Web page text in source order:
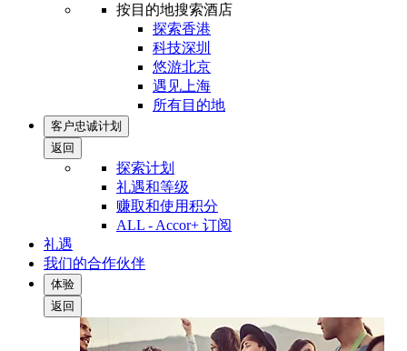
按目的地搜索酒店
探索香港
科技深圳
悠游北京
遇见上海
所有目的地
客户忠诚计划
返回
探索计划
礼遇和等级
赚取和使用积分
ALL - Accor+ 订阅
礼遇
我们的合作伙伴
体验
返回